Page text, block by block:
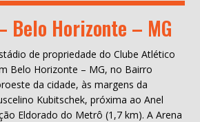
Belo Horizonte – MG
de propriedade do Clube Atlético
Belo Horizonte – MG, no Bairro
da cidade, às margens da
Kubitschek, próxima ao Anel
Eldorado do Metrô (1,7 km). A Arena